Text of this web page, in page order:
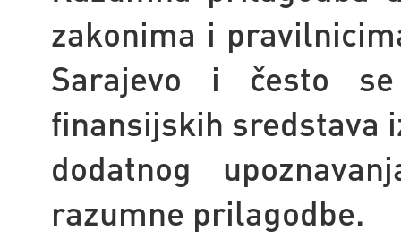
zakonima i
Sarajevo i često
finansijskih sredstava
dodatnog
razumne prilagodbe.